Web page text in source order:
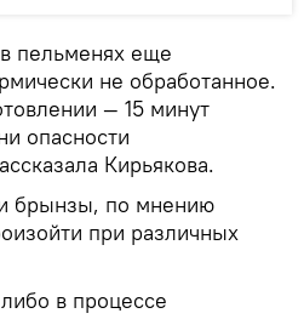
пельменях еще
не обработанное.
— 15 минут
опасности
Кирьякова.
брынзы, по мнению
при различных
в процессе